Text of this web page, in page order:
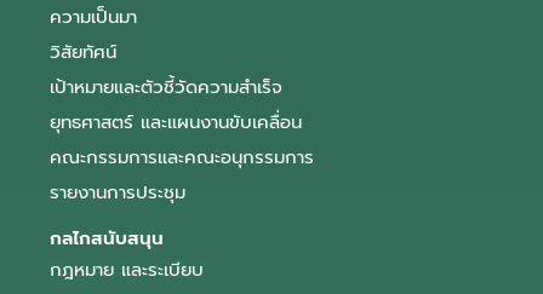
ความเป็นมา
วิสัยทัศน์
เป้าหมายและตัวชี้วัดความสำเร็จ
ยุทธศาสตร์ และแผนงานขับเคลื่อน
คณะกรรมการและคณะอนุกรรมการ
รายงานการประชุม
กลไกสนับสนุน
กฎหมาย และระเบียบ